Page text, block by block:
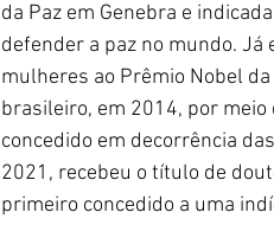
da Paz em Genebra e
defender a paz no mundo. Já
mulheres ao Prêmio Nobel
brasileiro, em 2014, por meio
concedido em decorrência
2021, recebeu o título de
primeiro concedido a uma